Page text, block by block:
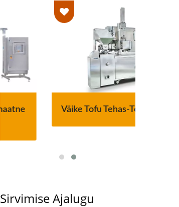
Väike Tofu Tehas-Tofu Legend
Sirvimise Ajalugu